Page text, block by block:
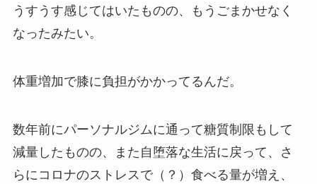
うすうす感じてはいたものの、もうごまかせなく
なったみたい。
体重増加で膝に負担がかかってるんだ。
数年前にパーソナルジムに通って糖質制限もして
減量したものの、また自堕落な生活に戻って、さ
らにコロナのストレスで（？）食べる量が増え、